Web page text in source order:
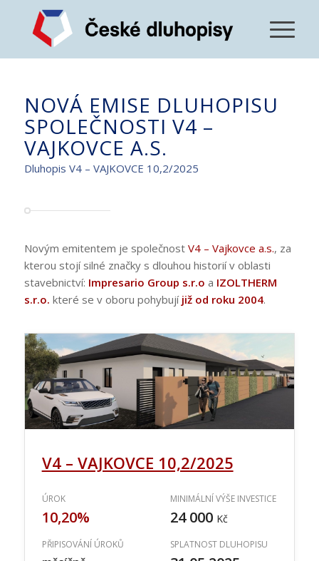
NOVÁ EMISE DLUHOPISU
SPOLEČNOSTI V4 –
VAJKOVCE A.S.
Dluhopis V4 – VAJKOVCE 10,2/2025
Novým emitentem je společnost V4 – Vajkovce a.s., za
kterou stojí silné značky s dlouhou historií v oblasti
stavebnictví: Impresario Group s.r.o a IZOLTHERM
s.r.o. které se v oboru pohybují již od roku 2004.
V4 – VAJKOVCE 10,2/2025
ÚROK
10,20%
MINIMÁLNÍ VÝŠE INVESTICE
24 000 Kč
PŘIPISOVÁNÍ ÚROKŮ SPLATNOST DLUHOPISU